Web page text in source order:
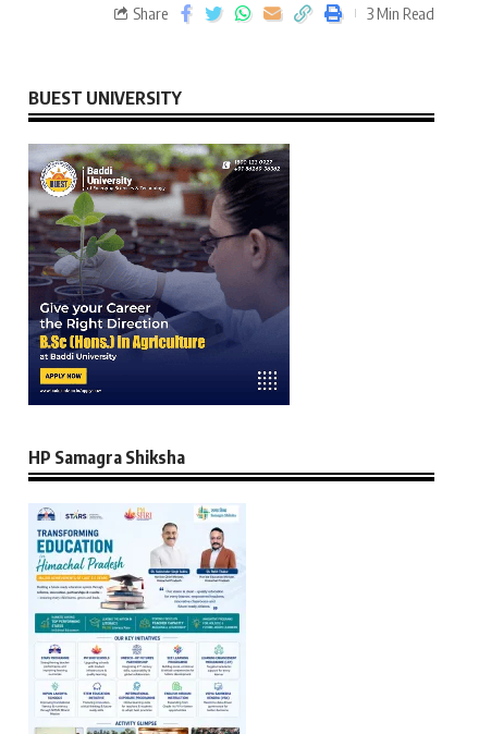
Share 3 Min Read
BUEST UNIVERSITY
HP Samagra Shiksha